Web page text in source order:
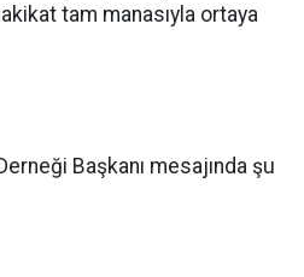
tam manasıyla ortaya
Başkanı mesajında şu